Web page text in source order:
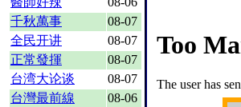
千秋萬事
08-07
全民开讲
08-07
正常發揮
08-07
台湾大论谈
08-07
台灣最前線
08-06